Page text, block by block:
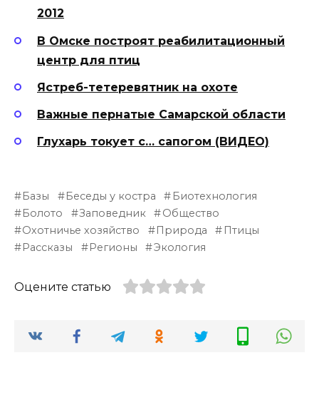
2012
В Омске построят реабилитационный
центр для птиц
Ястреб-тетеревятник на охоте
Важные пернатые Самарской области
Глухарь токует с… сапогом (ВИДЕО)
Базы Беседы у костра
Биотехнология
Болото
Заповедник
Общество
Охотничье хозяйство
Природа
Птицы
Рассказы
Регионы Экология
Оцените статью